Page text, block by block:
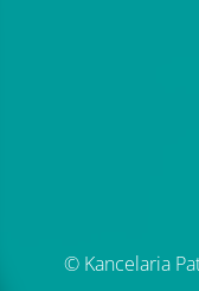
© Kancelaria